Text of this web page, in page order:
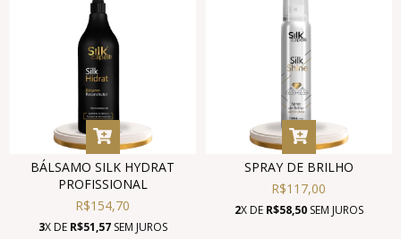
BÁLSAMO SILK HYDRAT
PROFISSIONAL
R$154,70
3X DE R$51,57SEM JUROS
SPRAY DE BRILHO
R$117,00
2X DE R$58,50SEM JUROS